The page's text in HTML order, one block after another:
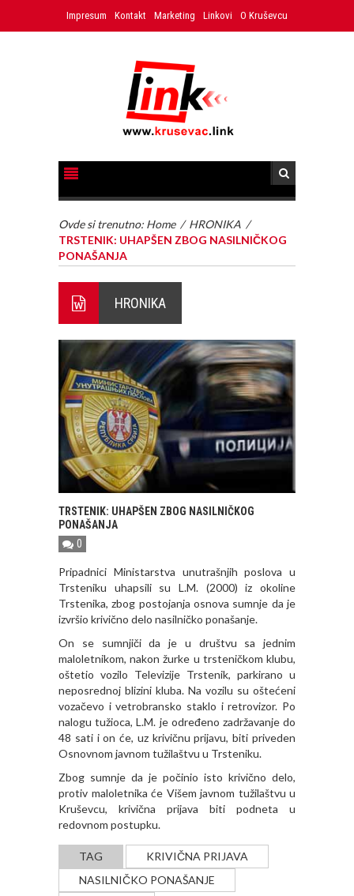
Impresum Kontakt Marketing Linkovi O Kruševcu
Ovde si trenutno: Home / HRONIKA /
TRSTENIK: UHAPŠEN ZBOG NASILNIČKOG
PONAŠANJA
HRONIKA
TRSTENIK: UHAPŠEN ZBOG NASILNIČKOG
PONAŠANJA
0
Pripadnici Ministarstva unutrašnjih poslova u
Trsteniku uhapsili su L.M. (2000) iz okoline
Trstenika, zbog postojanja osnova sumnje da je
izvršio krivično delo nasilničko ponašanje.
On se sumnjiči da je u društvu sa jednim
maloletnikom, nakon žurke u trsteničkom klubu,
oštetio vozilo Televizije Trstenik, parkirano u
neposrednoj blizini kluba. Na vozilu su oštećeni
vozačevo i vetrobransko staklo i retrovizor. Po
nalogu tužioca, L.M. je određeno zadržavanje do
48 sati i on će, uz krivičnu prijavu, biti priveden
Osnovnom javnom tužilaštvu u Trsteniku.
Zbog sumnje da je počinio isto krivično delo,
protiv maloletnika će Višem javnom tužilaštvu u
Kruševcu, krivična prijava biti podneta u
redovnom postupku.
TAG
KRIVIČNA PRIJAVA
NASILNIČKO PONAŠANJE